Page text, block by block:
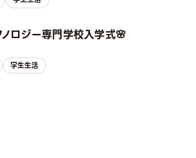
ロジー専門学校入学式🌸
学生生活